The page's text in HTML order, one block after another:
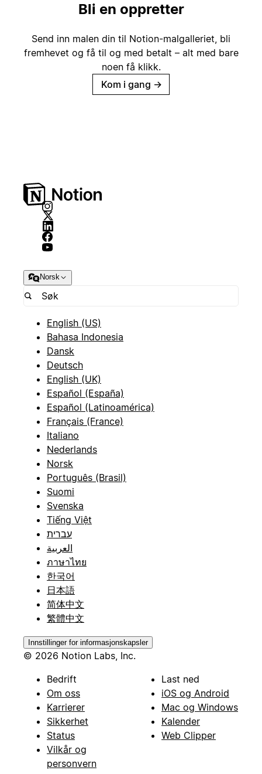
Bli en oppretter
Send inn malen din til Notion-malgalleriet, bli
fremhevet og få til og med betalt – alt med bare
noen få klikk.
Kom i gang →
Norsk
English (US)
Bahasa Indonesia
Dansk
Deutsch
English (UK)
Español (España)
Español (Latinoamérica)
Français (France)
Italiano
Nederlands
Norsk
Português (Brasil)
Suomi
Svenska
Tiếng Việt
עברית
العربية
ภาษาไทย
한국어
日本語
简体中文
繁體中文
Innstillinger for informasjonskapsler
© 2026 Notion Labs, Inc.
Bedrift
Om oss
Karrierer
Sikkerhet
Status
Vilkår og
personvern
Last ned
iOS og Android
Mac og Windows
Kalender
Web Clipper